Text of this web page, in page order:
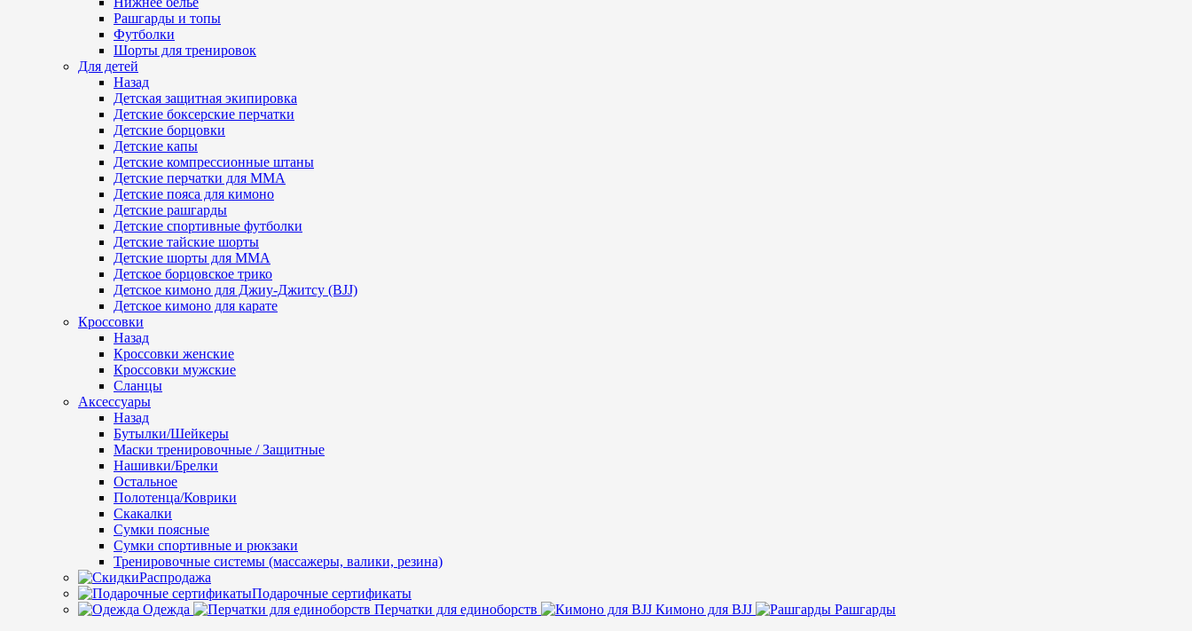
Рашгарды и топы
Футболки
Шорты для тренировок
Для детей
Назад
Детская защитная экипировка
Детские боксерские перчатки
Детские борцовки
Детские капы
Детские компрессионные штаны
Детские перчатки для ММА
Детские пояса для кимоно
Детские рашгарды
Детские спортивные футболки
Детские тайские шорты
Детские шорты для ММА
Детское борцовское трико
Детское кимоно для Джиу-Джитсу (BJJ)
Детское кимоно для карате
Кроссовки
Назад
Кроссовки женские
Кроссовки мужские
Сланцы
Аксессуары
Назад
Бутылки/Шейкеры
Маски тренировочные / Защитные
Нашивки/Брелки
Остальное
Полотенца/Коврики
Скакалки
Сумки поясные
Сумки спортивные и рюкзаки
Тренировочные системы (массажеры, валики, резина)
Распродажа
Подарочные сертификаты
Одежда
Перчатки для единоборств Кимоно для BJJ
Рашгарды